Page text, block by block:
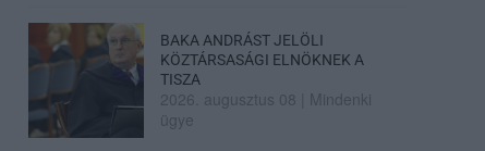
BAKA ANDRÁST JELÖLI
KÖZTÁRSASÁGI ELNÖKNEK A
TISZA
2026. augusztus 08
Mindenki
ügye